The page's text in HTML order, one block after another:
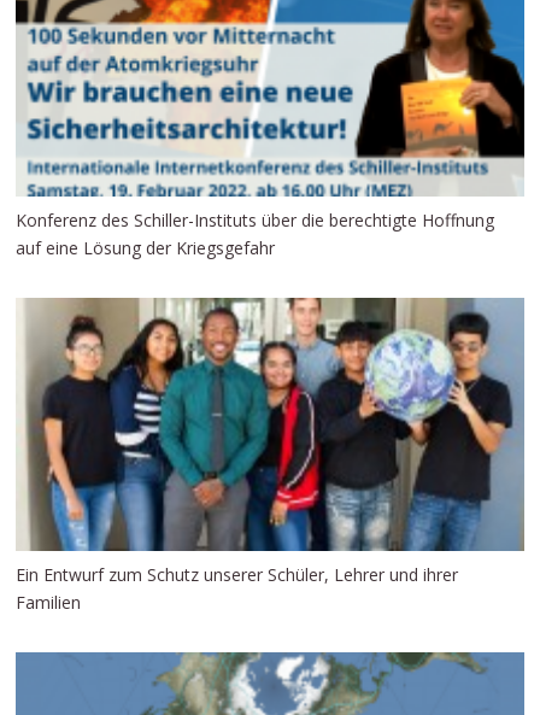
Konferenz des Schiller-Instituts über die berechtigte Hoffnung
auf eine Lösung der Kriegsgefahr
Ein Entwurf zum Schutz unserer Schüler, Lehrer und ihrer
Familien